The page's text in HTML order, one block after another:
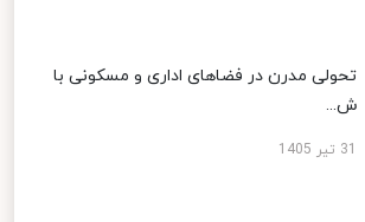
تحولی مدرن در فضاهای اداری و مسکونی با
ش...